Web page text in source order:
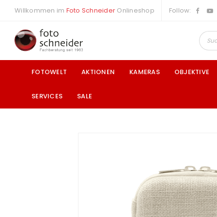
Willkommen im Foto Schneider Onlineshop Follow:
FOTOWELT AKTIONEN KAMERAS OBJEKTIVE
SERVICES SALE